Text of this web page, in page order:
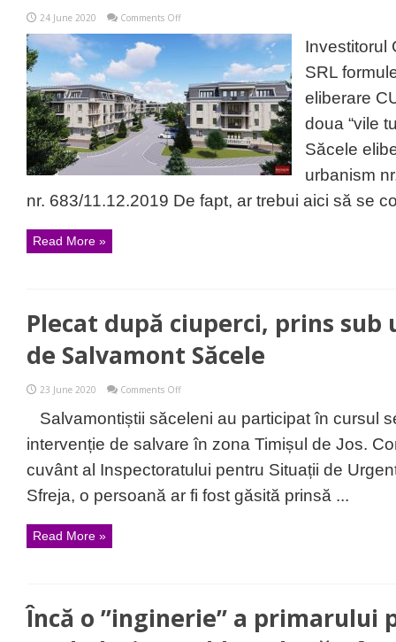
24 June 2020 Comments Offon
vile
așa
zis
turistice,
scoase
la
vânzare
deja
Imobiliare.ro”
Investitorul
SRL
eliberare
doua “vile
Săcele
urbanism
nr. 683/11.12.2019 De fapt, ar trebui aici să se
Read More »
Plecat după ciuperci, prins sub
de Salvamont Săcele
23 June 2020 Comments Offon
după
ciuperci,
prins
sub
un
copac,
salvat
de
Salvamontiștii săceleni au participat în cursul
intervenție de salvare în zona Timișul de Jos.
cuvânt al Inspectoratului pentru Situații de
Sfreja, o persoană ar fi fost găsită prinsă ...
Read More »
Încă o ”inginerie” a primarului